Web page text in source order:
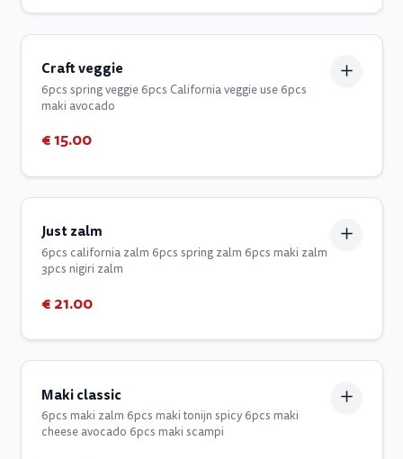
Craft veggie
6pcs spring veggie 6pcs California veggie use 6pcs
maki avocado
€ 15.00
Just zalm
6pcs california zalm 6pcs spring zalm 6pcs maki zalm
3pcs nigiri zalm
€ 21.00
Maki classic
6pcs maki zalm 6pcs maki tonijn spicy 6pcs maki
cheese avocado 6pcs maki scampi